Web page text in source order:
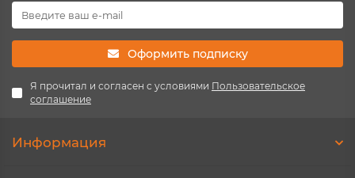
Оформить подписку
Я прочитал и согласен с условиями Пользовательское
соглашение
Информация